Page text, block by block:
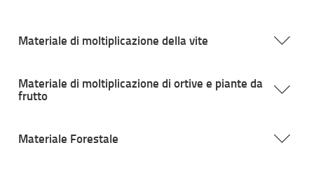
Materiale di moltiplicazione della vite
Materiale di moltiplicazione di ortive e piante da
frutto
Materiale Forestale